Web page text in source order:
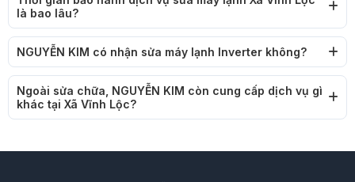
là bao lâu?
NGUYỄN KIM có nhận sửa máy lạnh Inverter không?
Ngoài sửa chữa, NGUYỄN KIM còn cung cấp dịch vụ gì
khác tại Xã Vĩnh Lộc?